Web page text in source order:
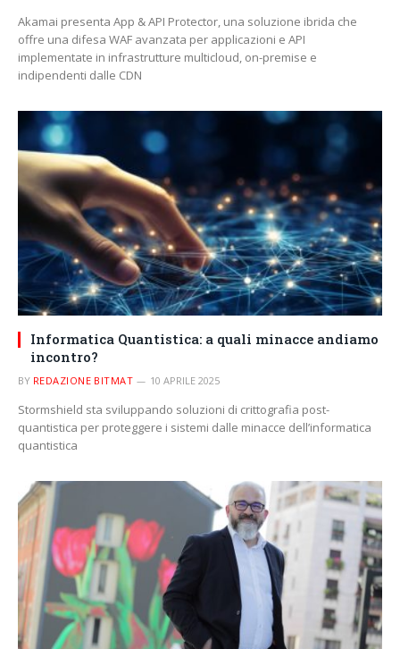
Akamai presenta App & API Protector, una soluzione ibrida che
offre una difesa WAF avanzata per applicazioni e API
implementate in infrastrutture multicloud, on-premise e
indipendenti dalle CDN
Informatica Quantistica: a quali minacce andiamo
incontro?
BY REDAZIONE BITMAT 10 APRILE 2025
Stormshield sta sviluppando soluzioni di crittografia post-
quantistica per proteggere i sistemi dalle minacce dell’informatica
quantistica